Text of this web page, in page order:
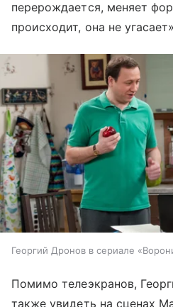
перерождается, меняет
происходит, она не
Георгий Дронов в сериале
Помимо телеэкранов,
также увидеть на сценах